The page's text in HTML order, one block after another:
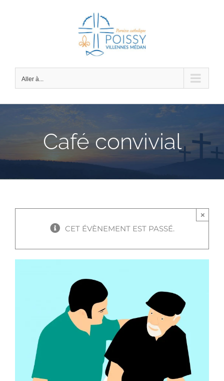
Aller à...
Café convivial
CET ÉVÈNEMENT EST PASSÉ.
×